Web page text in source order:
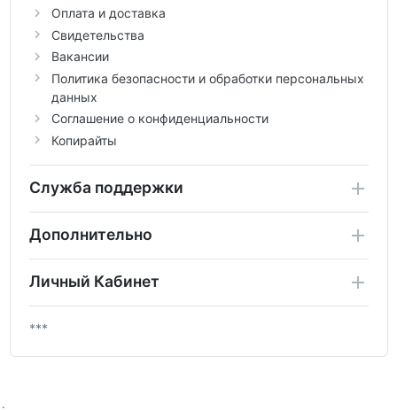
Оплата и доставка
Свидетельства
Вакансии
Политика безопасности и обработки персональных
данных
Соглашение о конфиденциальности
Копирайты
Служба поддержки
Дополнительно
Личный Кабинет
***
.